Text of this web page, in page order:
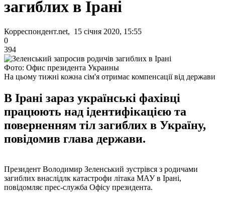
загиблих в Ірані
Корреспондент.net, 15 січня 2020, 15:55
0
394
Фото: Офис президента Украины
На цьому тижні кожна сім'я отримає компенсації від держави
В Ірані зараз українські фахівці
працюють над ідентифікацією та
поверненням тіл загиблих в Україну,
повідомив глава держави.
Президент Володимир Зеленський зустрівся з родичами
загиблих внаслідлк катастрофи літака МАУ в Ірані,
повідомляє прес-служба Офісу президента.